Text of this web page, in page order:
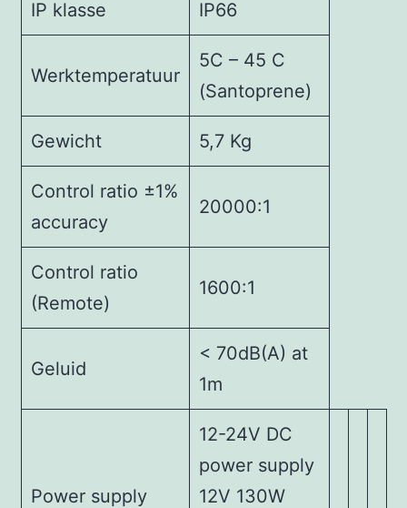
IP klasse IP66
Werktemperatuur
5C – 45 C
(Santoprene)
Gewicht 5,7 Kg
Control ratio ±1%
accuracy
20000:1
Control ratio
(Remote)
1600:1
Geluid
< 70dB(A) at
1m
Power supply
12-24V DC
power supply
12V 130W